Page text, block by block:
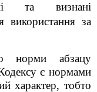
та визнані
використання за
норми абзацу
є нормами
характер, тобто